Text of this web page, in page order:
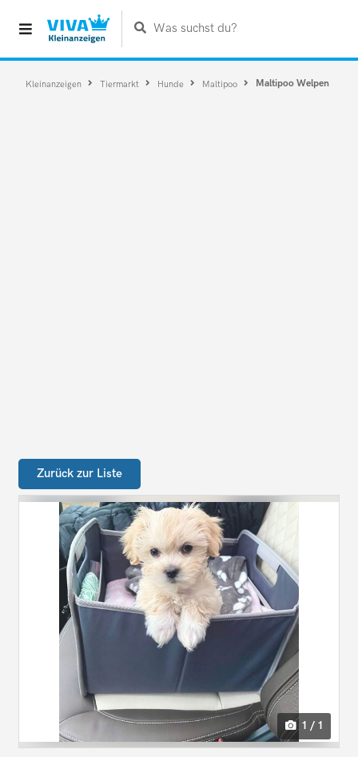
Was suchst du?
Kleinanzeigen Tiermarkt Hunde Maltipoo Maltipoo Welpen
Zurück zur Liste
1 / 1